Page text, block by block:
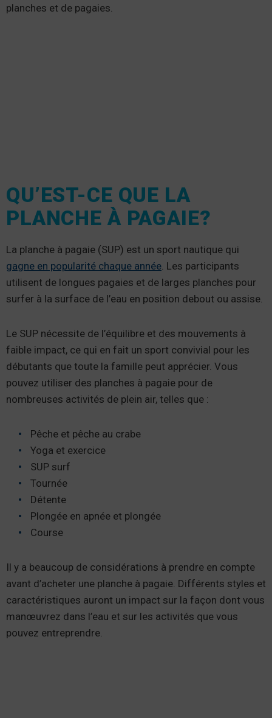
planches et de pagaies.
QU’EST-CE QUE LA
PLANCHE À PAGAIE?
La planche à pagaie (SUP) est un sport nautique qui
gagne en popularité chaque année. Les participants
utilisent de longues pagaies et de larges planches pour
surfer à la surface de l’eau en position debout ou assise.
Le SUP nécessite de l’équilibre et des mouvements à
faible impact, ce qui en fait un sport convivial pour les
débutants que toute la famille peut apprécier. Vous
pouvez utiliser des planches à pagaie pour de
nombreuses activités de plein air, telles que :
Pêche et pêche au crabe
Yoga et exercice
SUP surf
Tournée
Détente
Plongée en apnée et plongée
Course
Il y a beaucoup de considérations à prendre en compte
avant d’acheter une planche à pagaie. Différents styles et
caractéristiques auront un impact sur la façon dont vous
manœuvrez dans l’eau et sur les activités que vous
pouvez entreprendre.